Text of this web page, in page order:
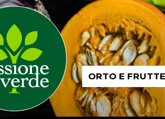
Passione
in ORTO E